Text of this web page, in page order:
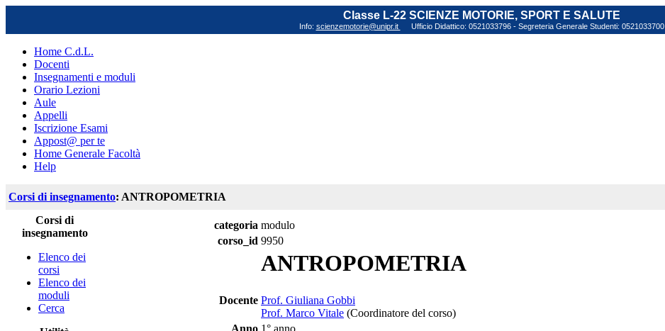
Classe L-22 SCIENZE MOTORIE, SPORT E SALUTE
Info: scienzemotorie@unipr.it Ufficio Didattico: 0521033796 - Segreteria Generale Studenti: 0521033700
Home C.d.L.
Docenti
Insegnamenti e moduli
Orario Lezioni
Aule
Appelli
Iscrizione Esami
Appost@ per te
Home Generale Facoltà
Help
Corsi di insegnamento: ANTROPOMETRIA
Corsi di
insegnamento
Elenco dei
corsi
Elenco dei
moduli
Cerca
categoria modulo
corso_id 9950
ANTROPOMETRIA
Docente Prof. Giuliana Gobbi
Prof. Marco Vitale (Coordinatore del corso)
Anno 1° anno